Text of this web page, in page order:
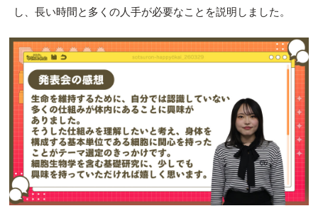
し、長い時間と多くの人手が必要なことを説明しました。